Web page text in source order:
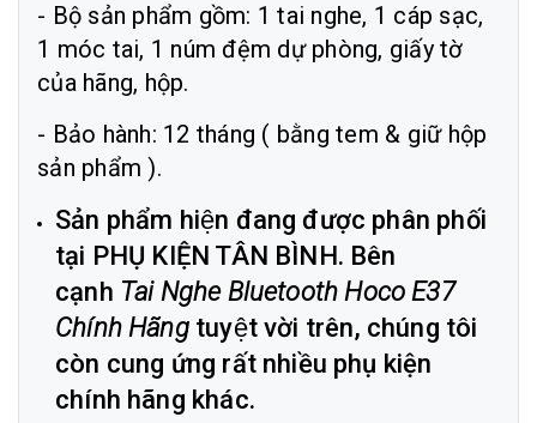
- Bộ sản phẩm gồm: 1 tai nghe, 1 cáp sạc,
1 móc tai, 1 núm đệm dự phòng, giấy tờ
của hãng, hộp.
- Bảo hành: 12 tháng ( bằng tem & giữ hộp
sản phẩm ).
Sản phẩm hiện đang được phân phối
tại PHỤ KIỆN TÂN BÌNH. Bên
cạnh Tai Nghe Bluetooth Hoco E37
Chính Hãng tuyệt vời trên, chúng tôi
còn cung ứng rất nhiều phụ kiện
chính hãng khác.